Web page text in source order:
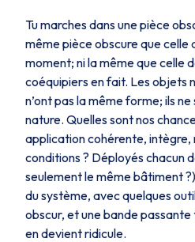
Tu marches dans une pièce
même pièce obscure que celle
moment; ni la même que celle
coéquipiers en fait. Les objets
n’ont pas la même forme; ils
nature. Quelles sont nos
application cohérente, intègre,
conditions ? Déployés chacun
seulement le même bâtiment
du système, avec quelques
obscur, et une bande
en devient ridicule.